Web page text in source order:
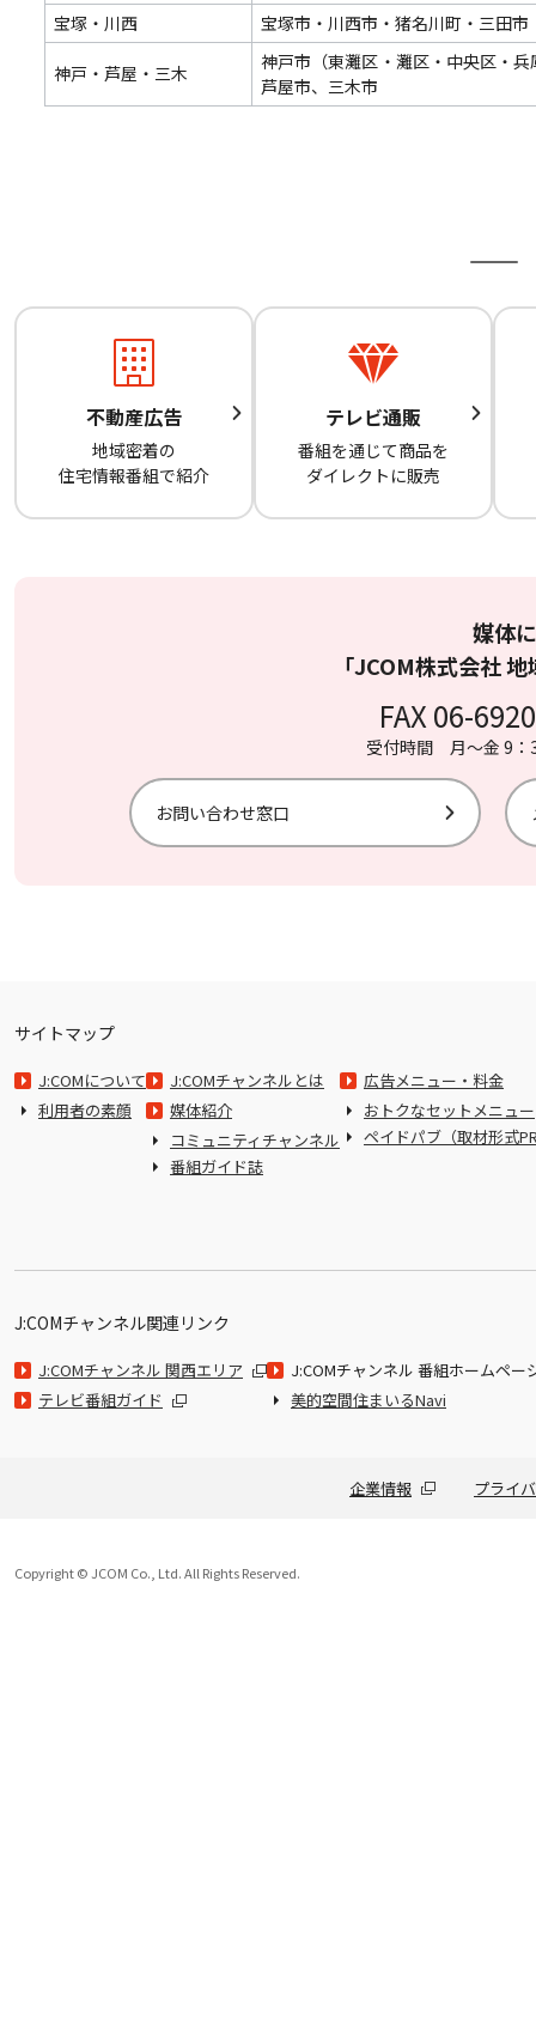
宝塚・川西
宝塚市・川西市・猪名川町・三田市
神戸・芦屋・三木
神戸市（東灘区・灘区・中央区・
芦屋市、三木市
不動産広告
地域密着の
住宅情報番組で紹介
テレビ通販
番組を通じて商品を
ダイレクトに販売
媒体
「JCOM株式会社
FAX 06-
受付時間 月〜金 9：
お問い合わせ窓口
サイトマップ
J:COMについて
利用者の素顔
J:COMチャンネルとは
媒体紹介
コミュニティチャンネル
番組ガイド誌
広告メニュー・料金
おトクなセットメニュー
ペイドパブ（取材形式
J:COMチャンネル関連リンク
J:COMチャンネル 関西エリア
テレビ番組ガイド
J:COMチャンネル 番組ホームペー
美的空間住まいるNavi
企業情報 プライ
Copyright © JCOM Co., Ltd. All Rights Reserved.